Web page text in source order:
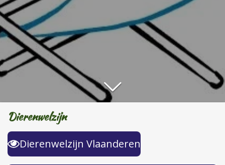
Dierenwelzijn
Dierenwelzijn Vlaanderen